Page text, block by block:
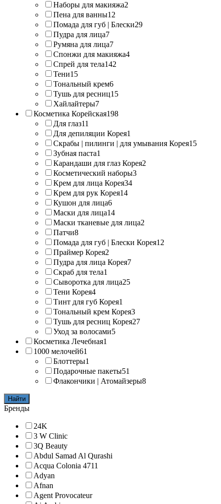
Наборы для макияжа2
Пена для ванны12
Помада для губ | Блески29
Пудра для лица7
Румяна для лица7
Спонжи для макияжа4
Спрей для тела142
Тени15
Тональный крем6
Тушь для ресниц15
Хайлайтеры7
Косметика Корейская198
Для глаз11
Для депиляции Корея1
Скрабы | пилинги | для умывания Корея15
Зубная паста1
Карандаши для глаз Корея2
Косметический наборы3
Крем для лица Корея34
Крем для рук Корея14
Кушон для лица6
Маски для лица14
Маски тканевые для лица2
Патчи8
Помада для губ | Блески Корея12
Праймер Корея2
Пудра для лица Корея7
Скраб для тела1
Сыворотка для лица25
Тени Корея4
Тинт для губ Корея1
Тональный крем Корея3
Тушь для ресниц Корея27
Уход за волосами5
Косметика Лечебная1
1000 мелочей61
Блоттеры1
Подарочные пакеты51
Флакончики | Атомайзеры8
Найти
Бренды
24K
3 W Clinic
3Q Beauty
Abdul Samad Al Qurashi
Acqua Colonia 4711
Adyan
Afnan
Agent Provocateur